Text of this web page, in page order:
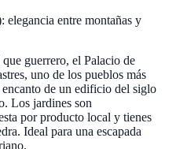
entre montañas y
guerrero, el Palacio de
uno de los pueblos más
de un edificio del siglo
Los jardines son
por producto local y tienes
Ideal para una escapada